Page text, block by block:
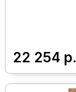
22 254 р.